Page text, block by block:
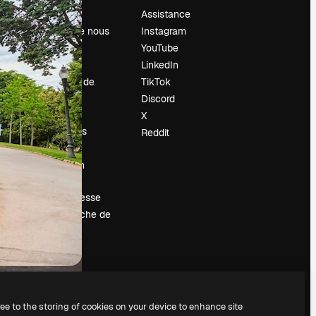
Prix
À propos de nous
Avis
Carrières
Tendances de
recherche
Blog
Événements
Slidesgo
Vendre mon
contenu
Salle de presse
À la recherche de
Assistance
Instagram
YouTube
LinkedIn
TikTok
Discord
X
Reddit
to the storing of cookies on your device to enhance site